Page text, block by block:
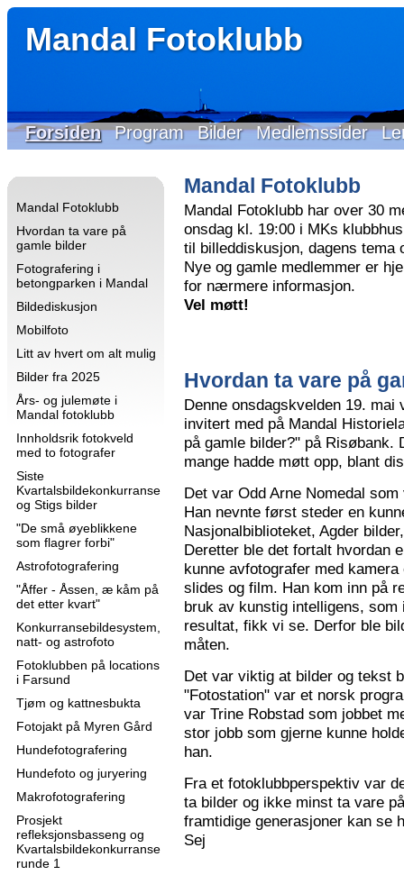
Mandal Fotoklubb
Forsiden Program Bilder Medlemssider
Mandal Fotoklubb
Hvordan ta vare på
gamle bilder
Fotografering i
betongparken i Mandal
Bildediskusjon
Mobilfoto
Litt av hvert om alt mulig
Bilder fra 2025
Års- og julemøte i
Mandal fotoklubb
Innholdsrik fotokveld
med to fotografer
Siste
Kvartalsbildekonkurranse
og Stigs bilder
"De små øyeblikkene
som flagrer forbi"
Astrofotografering
"Åffer - Åssen, æ kåm på
det etter kvart"
Konkurransebildesystem,
natt- og astrofoto
Fotoklubben på locations
i Farsund
Tjøm og kattnesbukta
Fotojakt på Myren Gård
Hundefotografering
Hundefoto og juryering
Makrofotografering
Prosjekt
refleksjonsbasseng og
Kvartalsbildekonkurranse
runde 1
Mandal Fotoklubb
Mandal Fotoklubb har over 30
onsdag kl. 19:00 i MKs
til billeddiskusjon, dagens
Nye og gamle medlemmer er
for nærmere informasjon.
Vel møtt!
Hvordan ta vare på
Denne onsdagskvelden 19.
invitert med på Mandal
på gamle bilder?" på
mange hadde møtt opp, blant
Det var Odd Arne Nomedal
Han nevnte først steder en
Nasjonalbiblioteket, Agder
Deretter ble det fortalt hvordan
kunne avfotografer med
slides og film. Han kom inn på
bruk av kunstig intelligens,
resultat, fikk vi se. Derfor ble
måten.
Det var viktig at bilder og tekst
"Fotostation" var et norsk
var Trine Robstad som jobbet
stor jobb som gjerne kunne
han.
Fra et fotoklubbperspektiv var
ta bilder og ikke minst ta vare
framtidige generasjoner kan se
Sej